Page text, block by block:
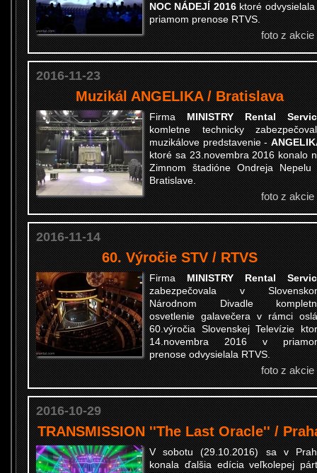
NOC NÁDEJÍ 2016ktoré odvysielala
priamom prenose RTVS.
foto z akcie
2016-11-23
Muzikál ANGELIKA / Bratislava
FirmaMINISTRY Rental
komletne technicky
muzikálove predstavenie -
ktoré sa 23.novembra 2016 konalo
Zimnom štadióne Ondreja Nepelu
Bratislave.
foto z akcie
2016-11-14
60. Výročie STV / RTVS
FirmaMINISTRY Rental
zabezpečovala v
Národnom Divadle
osvetlenie galavečera v rámci
60.výročia Slovenskej Televízie
14.novembra 2016 v
prenose odvysielala RTVS.
foto z akcie
2016-10-29
TRANSMISSION ''The Last Oracle'' /
V sobotu (29.10.2016) sa v
konala ďalšia edícia veľkolepej